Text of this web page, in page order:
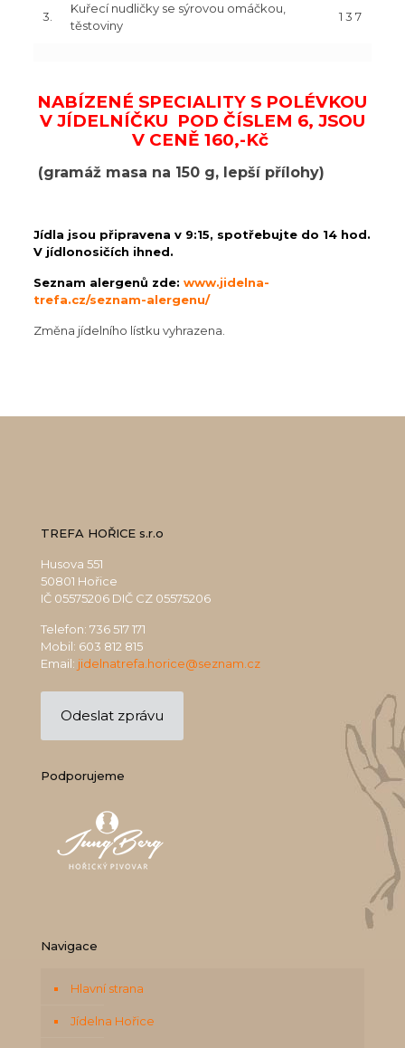
3.
Kuřecí nudličky se sýrovou omáčkou,
těstoviny
1 3 7
NABÍZENÉ SPECIALITY S POLÉVKOU
V JÍDELNÍČKU POD ČÍSLEM 6, JSOU
V CENĚ 160,-Kč
(gramáž masa na 150 g, lepší přílohy)
Jídla jsou připravena v 9:15, spotřebujte do 14 hod.
V jídlonosičích ihned.
Seznam alergenů zde: www.jidelna-
trefa.cz/seznam-alergenu/
Změna jídelního lístku vyhrazena.
TREFA HOŘICE s.r.o
Husova 551
50801 Hořice
IČ 05575206 DIČ CZ 05575206
Telefon: 736 517 171
Mobil: 603 812 815
Email: jidelnatrefa.horice@seznam.cz
Odeslat zprávu
Podporujeme
Navigace
Hlavní strana
Jídelna Hořice